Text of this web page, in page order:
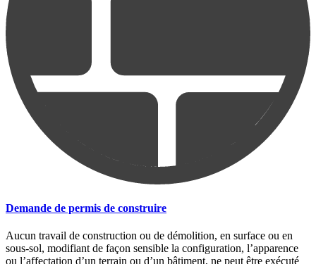
Demande de permis de construire
Aucun travail de construction ou de démolition, en surface ou en
sous-sol, modifiant de façon sensible la configuration, l’apparence
ou l’affectation d’un terrain ou d’un bâtiment, ne peut être exécuté